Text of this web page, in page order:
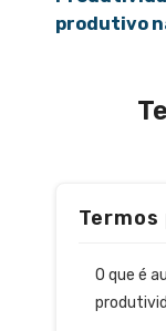
produtivo
Termos
O que é